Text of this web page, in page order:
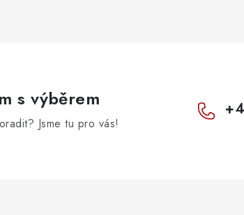
s výběrem
Jsme tu pro vás!